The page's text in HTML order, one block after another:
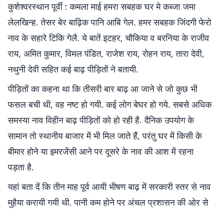
कुशेश्वरस्थान पूर्वी : कमला माई हमरा सबहक घर मे कब्जा जमा
लेलखिन्ह. तेसर बेर बाढ़िक पानि आबि गेल. हमर सबहक जिंदगी फेरो
नाव के सहारे टिकि गेलै. ये बातें इटहर, चौकिया व बरनिया के राजीव
राय, अमित कुमार, विमल पंडित, राजेश राय, रोहन राय, तारा देवी,
नथुनी देवी सहित कई बाढ़ पीड़ितों ने बतायी.
पीड़ितों का कहना था कि तीसरी बार बाढ़ आ जाने से जो कुछ भी
फसल बची थी, वह नष्ट हो गयी. कई लोग बेघर हो गये. सबसे अधिक
समस्या नाव विहीन बाढ़ पीड़ितों को हो रही है. दैनिक उपयोग के
सामान तो स्थानीय बाजार में भी मिल जाते हैं, परंतु घर में किसी के
बीमार होने या इमरजेंसी आने पर दूसरे के नाव की आश में रहना
पड़ता है.
यहां बता दें कि तीन माह पूर्व आयी भीषण बाढ़ में सरकारी स्तर से नाव
मुहैया करायी गयी थी. पानी कम होने पर अंचल प्रशासन की ओर से